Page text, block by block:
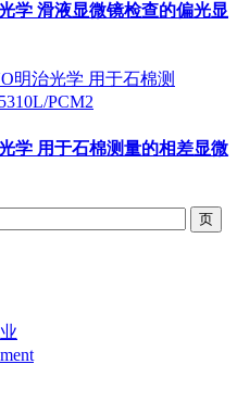
学 滑液显微镜检查的偏光显
学 用于石棉测量的相差显微